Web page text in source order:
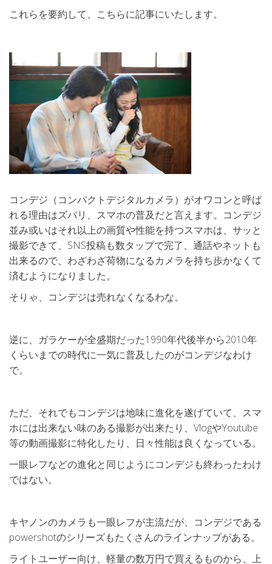
これらを要約して、こちらに記事にいたします。
コンデジ（コンパクトデジタルカメラ）がオワコンと呼ば
れる理由はズバリ、スマホの普及だと言えます。コンデジ
並み或いはそれ以上の画質や性能を持つスマホは、サッと
撮影できて、SNS投稿も数タップで完了、通話やネットも
出来るので、わざわざ荷物になるカメラを持ち歩かなくて
済むようになりました。
そりゃ、コンデジは売れなくなるわな。
逆に、ガラケーが全盛期だった1990年代後半から2010年
くらいまでの時代に一気に普及したのがコンデジなわけ
で。
ただ、それでもコンデジは地味に進化を遂げていて、スマ
ホには出来ない味のある撮影が出来たり、VlogやYoutube
等の動画撮影に特化したり、日々性能は良くなっている。
一眼レフなどの進化と同じようにコンデジも終わったわけ
ではない。
キヤノンのカメラも一眼レフが主流だが、コンデジである
powershotのシリーズもたくさんのラインナップがある。
ライトユーザー向け、軽量の数万円で買えるものから、上